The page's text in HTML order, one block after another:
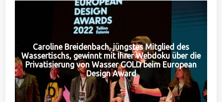
Caroline Breidenbach, jüngstes Mitglied des
Wassertischs, gewinnt mit Ihrer Webdoku über die
Privatisierung von Wasser GOLD beim European
Design Award